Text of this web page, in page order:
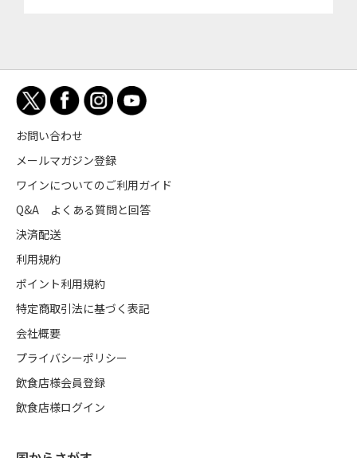
お問い合わせ
メールマガジン登録
ワインについてのご利用ガイド
Q&A よくある質問と回答
決済配送
利用規約
ポイント利用規約
特定商取引法に基づく表記
会社概要
プライバシーポリシー
飲食店様会員登録
飲食店様ログイン